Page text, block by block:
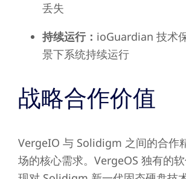
丢失
持续运行： ioGuardian 技术
景下系统持续运行
战略合作价值
VergeIO 与 Solidigm 之间的合作
场的核心需求。VergeOS 独有的